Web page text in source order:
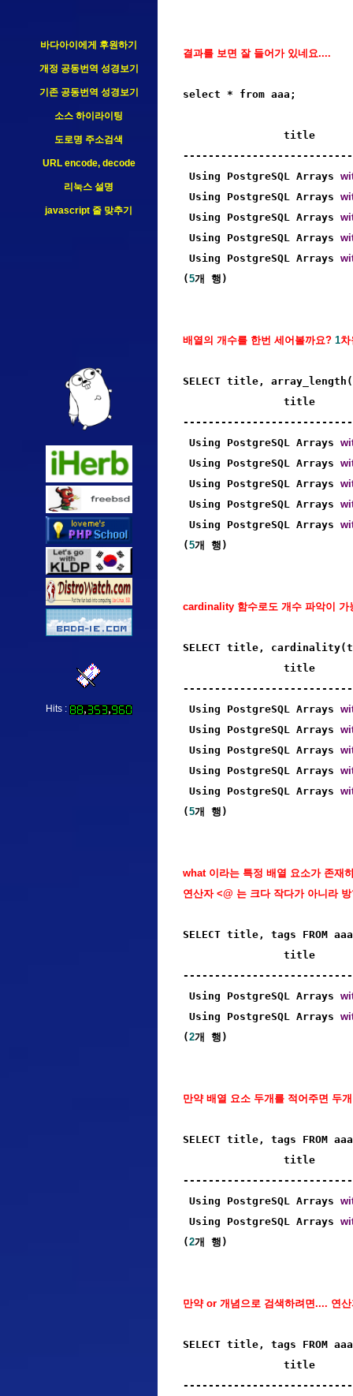
바다아이에게 후원하기
개정 공동번역 성경보기
기존 공동번역 성경보기
소스 하이라이팅
도로명 주소검색
URL encode, decode
리눅스 설명
javascript 줄 맞추기
Hits :
결과를 보면 잘 들어가 있네요....
select * from aaa;
Using PostgreSQL Arrays
Using PostgreSQL Arrays
Using PostgreSQL Arrays
Using PostgreSQL Arrays
Using PostgreSQL Arrays
(5개 행)
배열의 개수를 한번 세어볼까요? 1차
SELECT title,
title
Using PostgreSQL Arrays
Using PostgreSQL Arrays
Using PostgreSQL Arrays
Using PostgreSQL Arrays
Using PostgreSQL Arrays
(5개 행)
cardinality 함수로도 개수 파악이 가
SELECT title,
title
Using PostgreSQL Arrays
Using PostgreSQL Arrays
Using PostgreSQL Arrays
Using PostgreSQL Arrays
Using PostgreSQL Arrays
(5개 행)
what 이라는 특정 배열 요소가 존재
연산자 <@ 는 크다 작다가 아니라
SELECT title, tags FROM aaa
Using PostgreSQL Arrays
Using PostgreSQL Arrays
(2개 행)
만약 배열 요소 두개를 적어주면 두
SELECT title, tags FROM aaa
Using PostgreSQL Arrays
Using PostgreSQL Arrays
(2개 행)
만약 or 개념으로 검색하려면.... 연
SELECT title, tags FROM aaa